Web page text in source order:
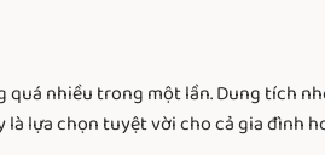
nhiều trong một lần. Dung tích
lựa chọn tuyệt vời cho cả gia đình